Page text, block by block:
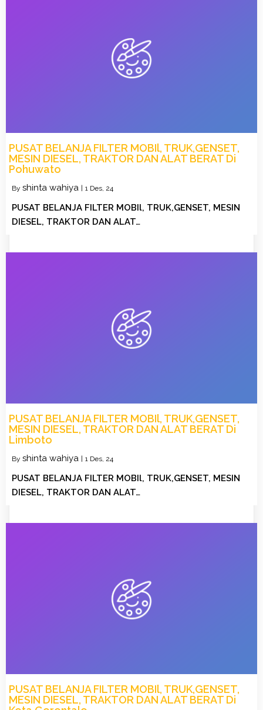
PUSAT BELANJA FILTER MOBIl, TRUK,GENSET,
MESIN DIESEL, TRAKTOR DAN ALAT BERAT Di
Pohuwato
By shinta wahiya 1 Des, 24
PUSAT BELANJA FILTER MOBIl, TRUK,GENSET, MESIN
DIESEL, TRAKTOR DAN ALAT…
PUSAT BELANJA FILTER MOBIl, TRUK,GENSET,
MESIN DIESEL, TRAKTOR DAN ALAT BERAT Di
Limboto
By shinta wahiya 1 Des, 24
PUSAT BELANJA FILTER MOBIl, TRUK,GENSET, MESIN
DIESEL, TRAKTOR DAN ALAT…
PUSAT BELANJA FILTER MOBIl, TRUK,GENSET,
MESIN DIESEL, TRAKTOR DAN ALAT BERAT Di